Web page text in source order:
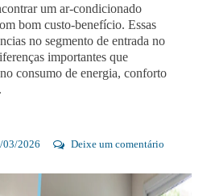
um ar-condicionado
bom custo-benefício. Essas
no segmento de entrada no
importantes que
consumo de energia, conforto
03/2026 Deixe um comentário